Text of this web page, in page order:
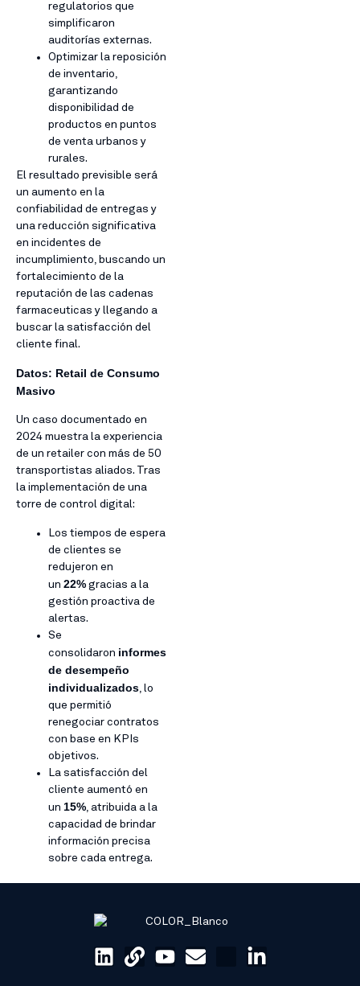
regulatorios que
simplificaron
auditorías externas.
Optimizar la reposición
de inventario,
garantizando
disponibilidad de
productos en puntos
de venta urbanos y
rurales.
El resultado previsible será
un aumento en la
confiabilidad de entregas y
una reducción significativa
en incidentes de
incumplimiento, buscando un
fortalecimiento de la
reputación de las cadenas
farmaceuticas y llegando a
buscar la satisfacción del
cliente final.
Datos: Retail de Consumo
Masivo
Un caso documentado en
2024 muestra la experiencia
de un retailer con más de 50
transportistas aliados. Tras
la implementación de una
torre de control digital:
Los tiempos de espera
de clientes se
redujeron en
un 22% gracias a la
gestión proactiva de
alertas.
Se
consolidaron informes
de desempeño
individualizados , lo
que permitió
renegociar contratos
con base en KPIs
objetivos.
La satisfacción del
cliente aumentó en
un 15% , atribuida a la
capacidad de brindar
información precisa
sobre cada entrega.